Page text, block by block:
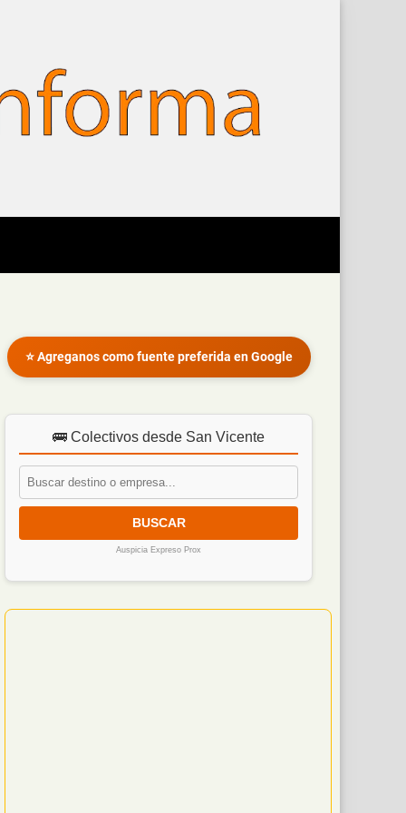
⭐ Agreganos como fuente preferida en Google
🚌 Colectivos desde San Vicente
BUSCAR
Auspicia Expreso Prox